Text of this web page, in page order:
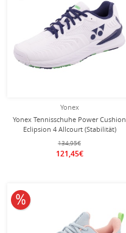
Yonex
Yonex Tennisschuhe Power Cushion
Eclipsion 4 Allcourt (Stabilität)
weiss/aloe Damen
134,95€
121,45€
10% reduziert